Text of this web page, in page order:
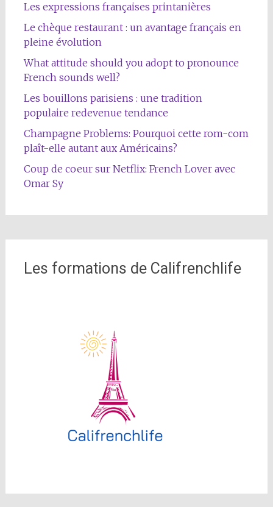
Les expressions françaises printanières
Le chèque restaurant : un avantage français en
pleine évolution
What attitude should you adopt to pronounce
French sounds well?
Les bouillons parisiens : une tradition
populaire redevenue tendance
Champagne Problems: Pourquoi cette rom-com
plaît-elle autant aux Américains?
Coup de coeur sur Netflix: French Lover avec
Omar Sy
Les formations de Califrenchlife